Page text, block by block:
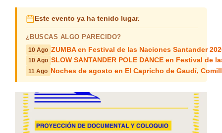
Este evento ya ha tenido lugar.
¿BUSCAS ALGO PARECIDO?
10 Ago ZUMBA en Festival de las Naciones Santander
10 Ago SLOW SANTANDER POLE DANCE en Festival de
11 Ago Noches de agosto en El Capricho de Gaudí,